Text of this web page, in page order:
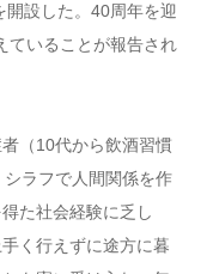
開設した。40周年を迎
ていることが報告され
（10代から飲酒習慣
ラフで人間関係を作
た社会経験に乏し
く行えずに途方に暮